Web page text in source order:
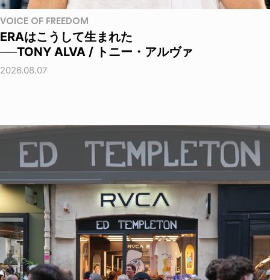
VOICE OF FREEDOM
ERAはこうして生まれた
──TONY ALVA / トニー・アルヴァ
2026.08.07